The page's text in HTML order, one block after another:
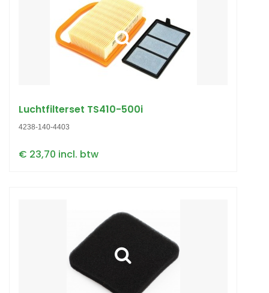
Luchtfilterset TS410-500i
4238-140-4403
€ 23,70 incl. btw